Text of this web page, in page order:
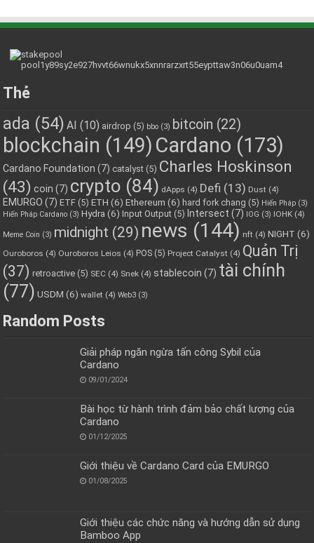
Thẻ
ada (54) AI (10) airdrop (5) bbo (3) bitcoin (22)
blockchain (149) Cardano (173)
Cardano Foundation (7) catalyst (5) Charles Hoskinson
(43) coin (7) crypto (84) dApps (4) Defi (13) Dust (4)
EMURGO (7) ETF (5) ETH (6) Ethereum (6) hard fork chang (5) Hiến Pháp (3)
Hiến Pháp Cardano (3) Hydra (6) Input Output (5) Intersect (7) IOG (3) IOHK (4)
Meme Coin (3) midnight (29) news (144) nft (4) NIGHT (6)
Ouroboros (4) Ouroboros Leios (4) POS (5) Project Catalyst (4) Quản Trị
(37) retroactive (5) SEC (4) Snek (4) stablecoin (7) tài chính
(77) USDM (6) wallet (4) Web3 (3)
Random Posts
Giải pháp ngăn ngừa tấn công Sybil của
Cardano
09/01/2024
Bài học từ hành trình đảm bảo chất lượng của
Cardano
01/12/2025
Giới thiệu về Cardano Card của EMURGO
01/08/2025
Giới thiệu các chức năng và hướng dẫn sử dụng
Bamboo App